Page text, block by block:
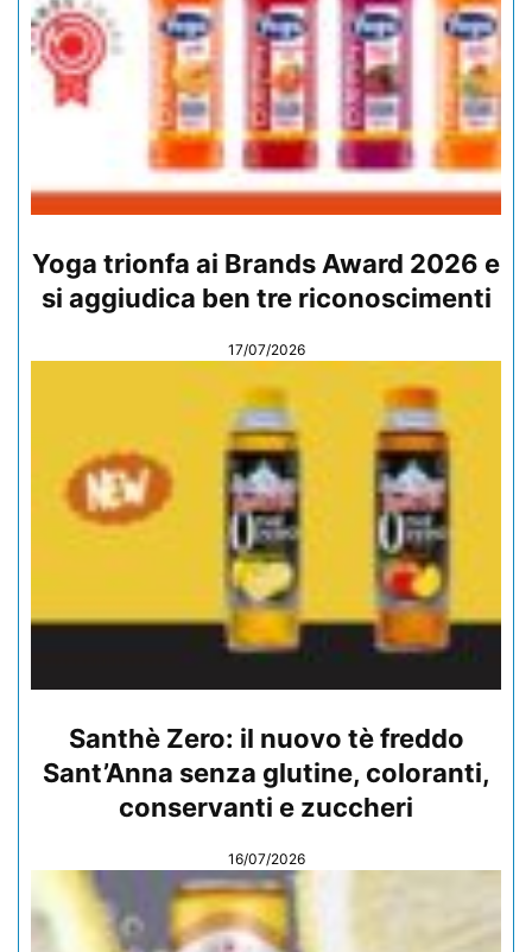
Yoga trionfa ai Brands Award 2026 e
si aggiudica ben tre riconoscimenti
17/07/2026
Santhè Zero: il nuovo tè freddo
Sant’Anna senza glutine, coloranti,
conservanti e zuccheri
16/07/2026